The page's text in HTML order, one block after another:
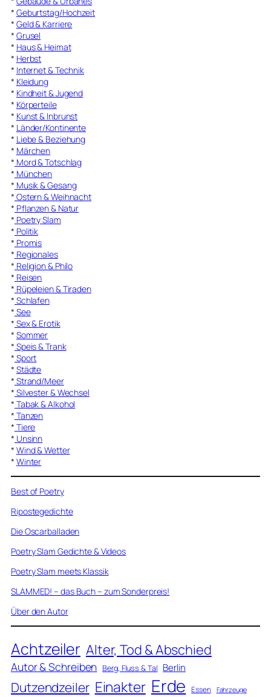
* Geburtstag/Hochzeit
* Geld & Karriere
* Grusel
* Haus & Heimat
* Herbst
* Internet & Technik
* Kleidung
* Kindheit & Jugend
* Körperteile
* Kunst & Inbrunst
* Länder/Kontinente
* Liebe & Beziehung
* Märchen
* Mord & Totschlag
* München
* Musik & Gesang
* Ostern & Weihnacht
* Pflanzen & Natur
* Poetry Slam
* Politik
* Promis
* Regionales
* Religion & Philo
* Reisen
* Rüpeleien & Tiraden
* Schlafen
* See
* Sex & Erotik
* Sommer
* Speis & Trank
* Sport
* Städte
* Strand/Meer
* Silvester & Wechsel
* Tabak & Alkohol
* Tanzen
* Tiere
* Unsinn
* Wind & Wetter
* Winter
Best of Poetry
Ripostegedichte
Die Oscarballaden
Poetry Slam Gedichte & Videos
Poetry Slam meets Klassik
SLAMMED! – das Buch – zum Sonderpreis!
Über den Autor
Achtzeiler Alter, Tod & Abschied
Autor & Schreiben Berg, Fluss & Tal Berlin
Dutzendzeiler Einakter Erde Essen Fahrzeuge